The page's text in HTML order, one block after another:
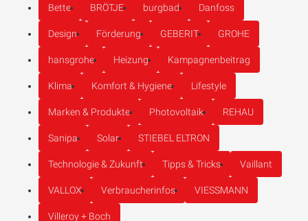
Bette BRÖTJE burgbad Danfoss
Design Förderung GEBERIT GROHE
hansgrohe Heizung Kampagnenbeitrag
Klima Komfort & Hygiene Lifestyle
Marken & Produkte Photovoltaik REHAU
Sanipa Solar STIEBEL ELTRON
Technologie & Zukunft Tipps & Tricks Vaillant
VALLOX Verbraucherinfos VIESSMANN
Villeroy + Boch